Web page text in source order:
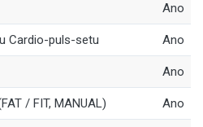
Ano
Cardio-puls-setu Ano
Ano
/ FIT, MANUAL) Ano